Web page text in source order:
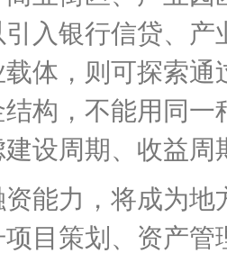
入银行信贷、
体，则可探索
构，不能用同
设周期、收益
力，将成为地
目策划、资产